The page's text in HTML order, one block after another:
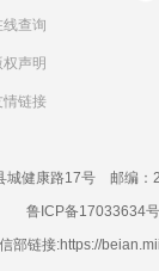
线查询
权声明
情链接
城健康路17号 邮编
鲁ICP备17033634
部链接:https://